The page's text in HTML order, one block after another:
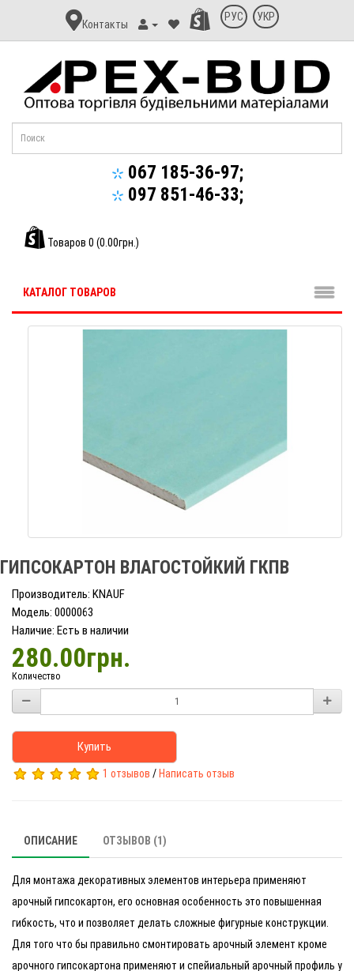
Контакт
Апекс-
Контакты
РУС УКР
067 185-36-97;
097 851-46-33;
Товаров 0 (0.00грн.)
КАТАЛОГ ТОВАРОВ
ГИПСОКАРТОН ВЛАГОСТОЙКИЙ ГКПВ
Производитель: KNAUF
Модель: 0000063
Наличие: Есть в наличии
280.00грн.
Количество
Купить
1 отзывов / Написать отзыв
ОПИСАНИЕ ОТЗЫВОВ (1)
Для монтажа декоративных элементов интерьера применяют
арочный гипсокартон, его основная особенность это повышенная
гибкость, что и позволяет делать сложные фигурные конструкции.
Для того что бы правильно смонтировать арочный элемент кроме
арочного гипсокартона применяют и спейиальный арочный профиль у